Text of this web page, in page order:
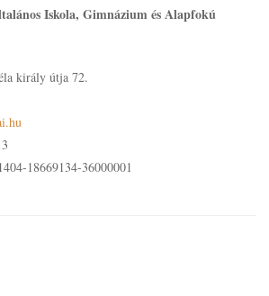
Iskola, Gimnázium és Alapfokú
király útja 72.
18669134-36000001